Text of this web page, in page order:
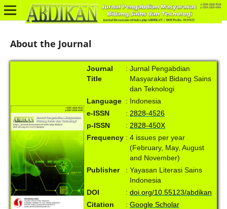
About the Journal
Journal
Title
: Jurnal Pengabdian
Masyarakat Bidang Sains
dan Teknologi
Language : Indonesia
e-ISSN
: 2828-4526
p-ISSN
: 2828-450X
Frequency : 4 issues per year
(February, May, August
and November)
Publisher
: Yayasan Literasi Sains
Indonesia
DOI
: doi.org/10.55123/abdikan
Citation
: Google Scholar